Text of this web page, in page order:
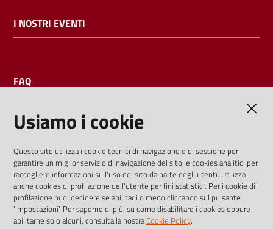
I NOSTRI EVENTI
FAQ
I dati personali pubblicati sono riutilizzabili solo alle condizioni
previste dalla direttiva comunitaria 2003/98/CE e dal d.lgs.
36/2006
Usiamo i cookie
Questo sito utilizza i cookie tecnici di navigazione e di sessione per
garantire un miglior servizio di navigazione del sito, e cookies analitici per
raccogliere informazioni sull'uso del sito da parte degli utenti. Utilizza
anche cookies di profilazione dell'utente per fini statistici. Per i cookie di
profilazione puoi decidere se abilitarli o meno cliccando sul pulsante
'Impostazioni'. Per saperne di più, su come disabilitare i cookies oppure
abilitarne solo alcuni, consulta la nostraCookie Policy.